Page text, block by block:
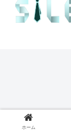
ホーム